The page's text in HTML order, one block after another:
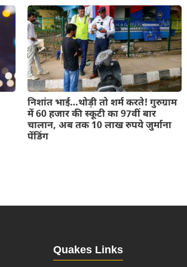
निशांत भाई…थोड़ी तो शर्म करते! गुरुग्राम
में 60 हजार की स्कूटी का 97वीं बार
चालान, अब तक 10 लाख रुपये जुर्माना
पेंडिंग
Quakes Links